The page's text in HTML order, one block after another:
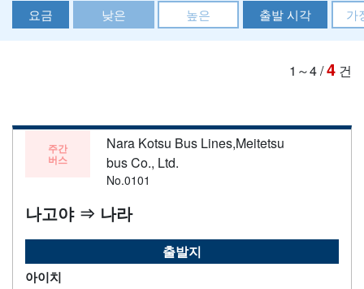
요금 낮은 높은 출발 시각 가
1～4/4 건
주간
버스
Nara Kotsu Bus Lines,Meitetsu
bus Co., Ltd.
No.0101
나고야 ⇒ 나라
출발지
아이치